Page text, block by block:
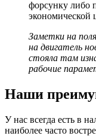
форсунку либо
экономической
Заметки на
на двигатель
стояла там
рабочие
Наши
У нас всегда есть в
наиболее часто